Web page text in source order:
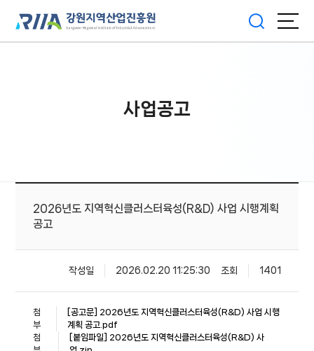
사업공고
2026년도 지역혁신클러스터육성(R&D) 사업 시행계획
공고
작성일 2026.02.20 11:25:30 조회 1401
첨
부
[공고문] 2026년도 지역혁신클러스터육성(R&D) 사업 시행
계획 공고.pdf
첨
[붙임파일] 2026년도 지역혁신클러스터육성(R&D) 사